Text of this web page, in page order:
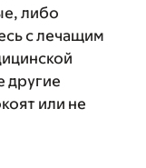
либо
с лечащим
другие
или не